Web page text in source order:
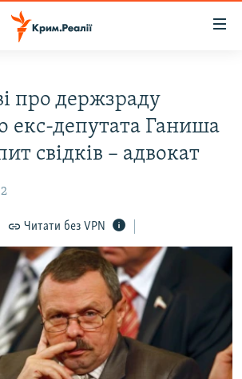
про держзраду
екс-депутата Ганиша
свідків – адвокат
Читати без VPN